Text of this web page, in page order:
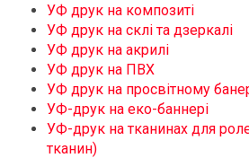
УФ друк на композиті
УФ друк на склі та дзеркалі
УФ друк на акрилі
УФ друк на ПВХ
УФ друк на просвітному
УФ-друк на еко-баннері
УФ-друк на тканинах для
тканин)